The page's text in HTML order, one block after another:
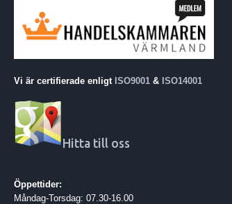
Vi är certifierade enligt ISO9001 & ISO14001
Hitta till oss
Öppettider:
Måndag-Torsdag: 07.30-16.00